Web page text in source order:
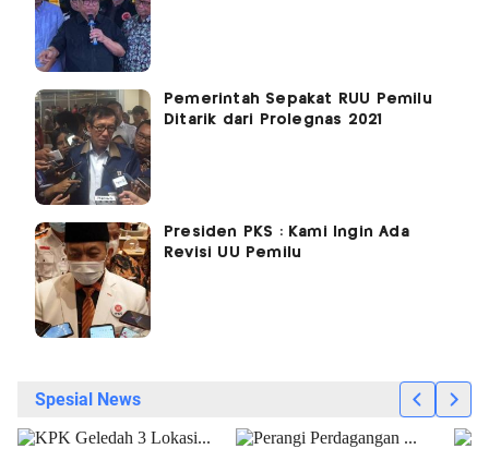
Pemerintah Sepakat RUU Pemilu
Ditarik dari Prolegnas 2021
Presiden PKS : Kami Ingin Ada
Revisi UU Pemilu